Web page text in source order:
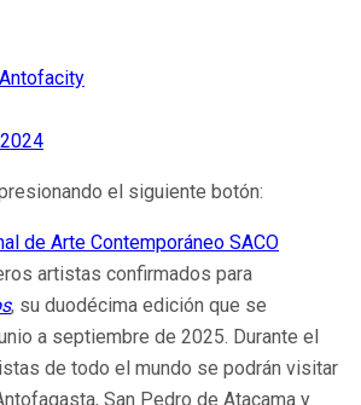
Antofacity
el siguiente botón:
de Arte Contemporáneo SACO
artistas confirmados para
, su duodécima edición que se
a septiembre de 2025. Durante el
de todo el mundo se podrán visitar
San Pedro de Atacama y